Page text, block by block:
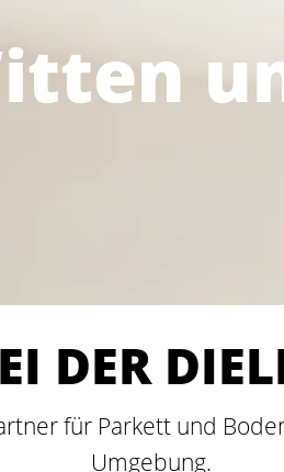
DER
für Parkett und
Umgebung.